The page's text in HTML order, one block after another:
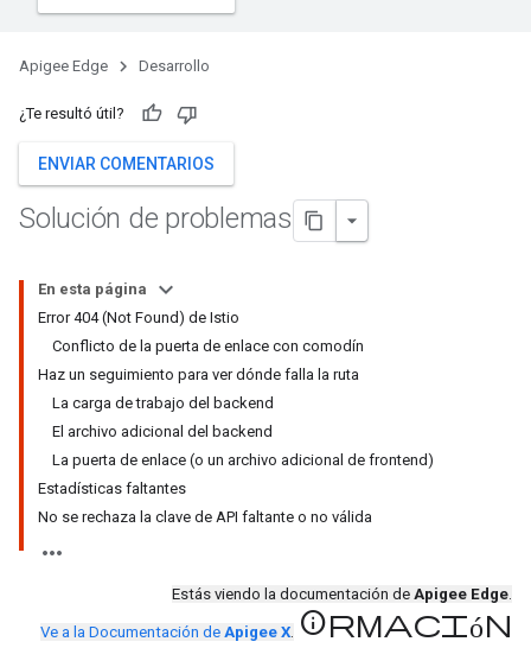
Apigee Edge Desarrollo
¿Te resultó útil?
ENVIAR COMENTARIOS
Solución de problemas
En esta página
Error 404 (Not Found) de Istio
Conflicto de la puerta de enlace con comodín
Haz un seguimiento para ver dónde falla la ruta
La carga de trabajo del backend
El archivo adicional del backend
La puerta de enlace (o un archivo adicional de frontend)
Estadísticas faltantes
No se rechaza la clave de API faltante o no válida
Estás viendo la documentación de Apigee Edge.
Ve a la Documentación de Apigee X. información